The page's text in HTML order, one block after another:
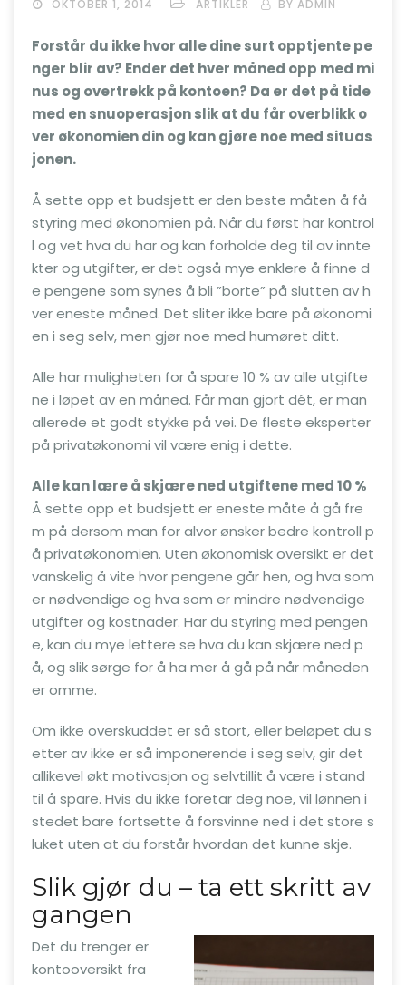
OKTOBER 1, 2014 ARTIKLER BY ADMIN
Forstår du ikke hvor alle dine surt opptjente pe
nger blir av? Ender det hver måned opp med mi
nus og overtrekk på kontoen? Da er det på tide
med en snuoperasjon slik at du får overblikk o
ver økonomien din og kan gjøre noe med situas
jonen.
Å sette opp et budsjett er den beste måten å få
styring med økonomien på. Når du først har kontrol
l og vet hva du har og kan forholde deg til av innte
kter og utgifter, er det også mye enklere å finne d
e pengene som synes å bli ”borte” på slutten av h
ver eneste måned. Det sliter ikke bare på økonomi
en i seg selv, men gjør noe med humøret ditt.
Alle har muligheten for å spare 10 % av alle utgifte
ne i løpet av en måned. Får man gjort dét, er man
allerede et godt stykke på vei. De fleste eksperter
på privatøkonomi vil være enig i dette.
Alle kan lære å skjære ned utgiftene med 10 %
Å sette opp et budsjett er eneste måte å gå fre
m på dersom man for alvor ønsker bedre kontroll p
å privatøkonomien. Uten økonomisk oversikt er det
vanskelig å vite hvor pengene går hen, og hva som
er nødvendige og hva som er mindre nødvendige
utgifter og kostnader. Har du styring med pengen
e, kan du mye lettere se hva du kan skjære ned p
å, og slik sørge for å ha mer å gå på når måneden
er omme.
Om ikke overskuddet er så stort, eller beløpet du s
etter av ikke er så imponerende i seg selv, gir det
allikevel økt motivasjon og selvtillit å være i stand
til å spare. Hvis du ikke foretar deg noe, vil lønnen i
stedet bare fortsette å forsvinne ned i det store s
luket uten at du forstår hvordan det kunne skje.
Slik gjør du – ta ett skritt av
gangen
Det du trenger er
kontooversikt fra